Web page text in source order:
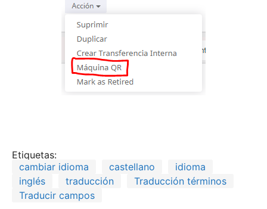
Etiquetas:
cambiar idioma
castellano
idioma
inglés
traducción
Traducción términos
Traducir campos